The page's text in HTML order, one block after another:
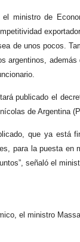
ministro de
de unos pocos.
argentinos,
publicado el
de Argentina
que ya está
para la puesta
señaló el
el ministro